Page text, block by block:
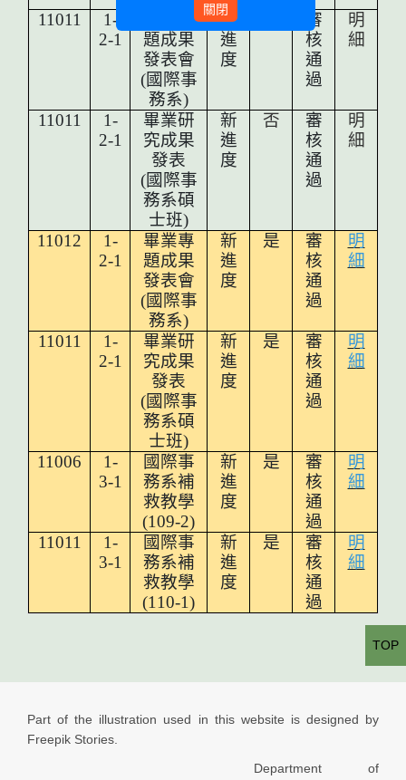
11011
1-
2-1
畢業專
題成果
發表會
(國際事
務系)
新
進
度
審
核
通
過
明
細
11011
1-
2-1
畢業研
究成果
發表
(國際事
務系碩
士班)
新
進
度
否
審
核
通
過
明
細
11012
1-
2-1
畢業專
題成果
發表會
(國際事
務系)
新
進
度
是
審
核
通
過
明
細
11011
1-
2-1
畢業研
究成果
發表
(國際事
務系碩
士班)
新
進
度
是
審
核
通
過
明
細
11006
1-
3-1
國際事
務系補
救教學
(109-2)
新
進
度
是
審
核
通
過
明
細
11011
1-
3-1
國際事
務系補
救教學
(110-1)
新
進
度
是
審
核
通
過
明
細
Part of the illustration used in this website is designed by
Freepik Stories.
Department of
TOP
關閉